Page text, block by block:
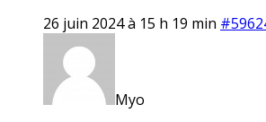
26 juin 2024 à 15 h 19 min
Myo